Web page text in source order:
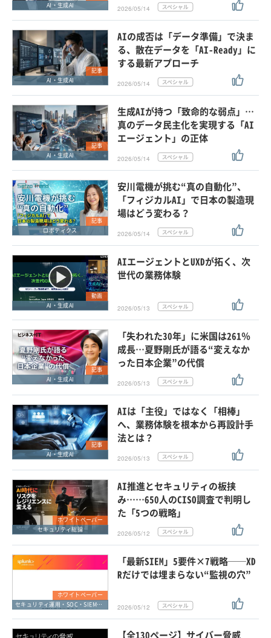
AI・生成AI
2026/05/14
記事
AI・生成AI
AIの成否は「データ準備」で決ま
る、散在データを「AI-Ready」に
する最新アプローチ
2026/05/14
記事
AI・生成AI
生成AIが持つ「致命的な弱点」…
真のデータ民主化を実現する「AI
エージェント」の正体
2026/05/14
記事
ロボティクス
安川電機が挑む“真の自動化”、
「フィジカルAI」で日本の製造現
場はどう変わる？
2026/05/14
動画
AI・生成AI
AIエージェントとUXDが拓く、次
世代の業務体験
2026/05/13
記事
AI・生成AI
「失われた30年」に米国は261％
成長…夏野剛氏が語る“変えなか
った日本企業”の代償
2026/05/13
記事
AI・生成AI
AIは「主役」ではなく「相棒」
へ、業務体験を根本から再設計手
法とは？
2026/05/13
ホワイトペーパー
セキュリティ総論
AI推進とセキュリティの板挟
み……650人のCISO調査で判明し
た「5つの戦略」
2026/05/12
ホワイトペーパー
セキュリティ運用・SOC・SIEM・ログ管理
「最新SIEM」5要件×7戦略──XD
Rだけでは埋まらない“監視の穴”
2026/05/12
【全130ページ】サイバー脅威